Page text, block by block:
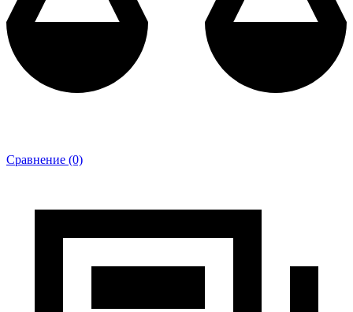
Сравнение (0)